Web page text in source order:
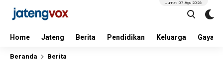
Home Jateng Berita Pendidikan Keluarga Gaya
Jumat, 07 Agu 2026
Beranda Berita